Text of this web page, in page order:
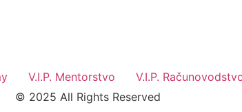
V.I.P. Mentorstvo
V.I.P.
© 2025 All Rights Reserved